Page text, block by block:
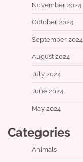
November 2024
October 2024
September 2024
August 2024
July 2024
June 2024
May 2024
Categories
Animals